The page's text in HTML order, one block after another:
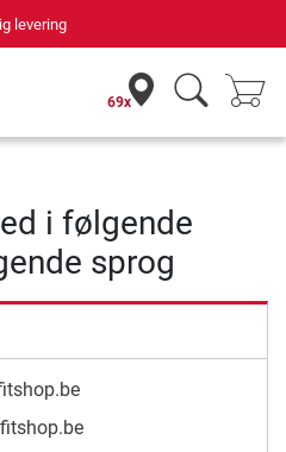
levering
69x
i følgende
sprog